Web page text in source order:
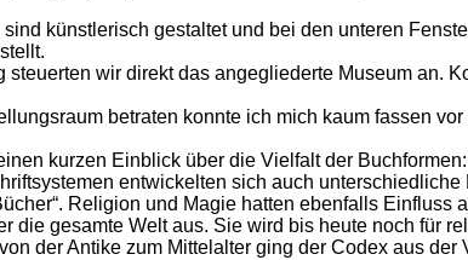
künstlerisch gestaltet und bei den unteren
steuerten wir direkt das angegliederte Museum an.
betraten konnte ich mich kaum fassen vor
kurzen Einblick über die Vielfalt der Buchformen:
entwickelten sich auch
Religion und Magie hatten ebenfalls
die gesamte Welt aus. Sie wird bis heute noch für
der Antike zum Mittelalter ging der Codex aus